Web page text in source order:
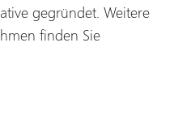
gegründet. Weitere
finden Sie